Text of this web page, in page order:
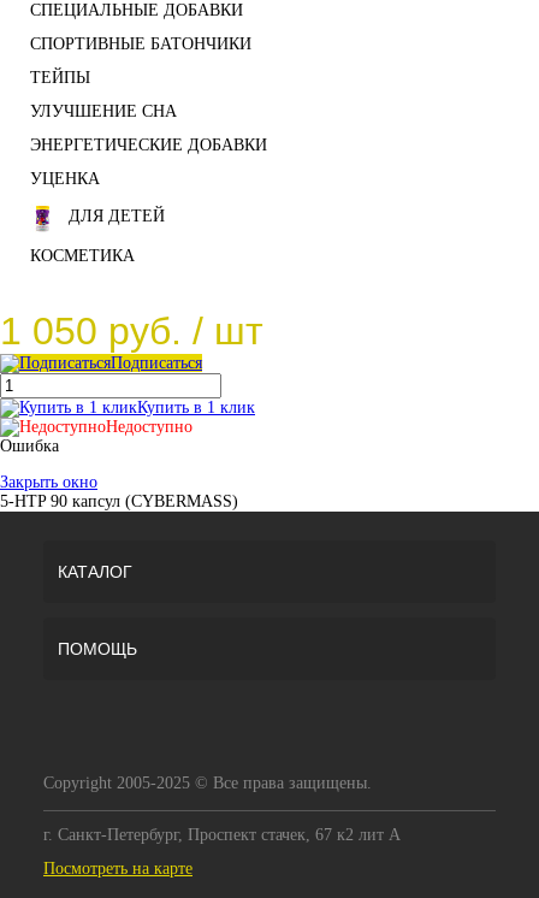
СПЕЦИАЛЬНЫЕ ДОБАВКИ
СПОРТИВНЫЕ БАТОНЧИКИ
ТЕЙПЫ
УЛУЧШЕНИЕ СНА
ЭНЕРГЕТИЧЕСКИЕ ДОБАВКИ
УЦЕНКА
ДЛЯ ДЕТЕЙ
КОСМЕТИКА
1 050 руб. / шт
Подписаться
Купить в 1 клик
Недоступно
Ошибка
Закрыть окно
5-HTP 90 капсул (CYBERMASS)
КАТАЛОГ
ПОМОЩЬ
Copyright 2005-2025 © Все права защищены.
г. Санкт-Петербург, Проспект стачек, 67 к2 лит А
Посмотреть на карте